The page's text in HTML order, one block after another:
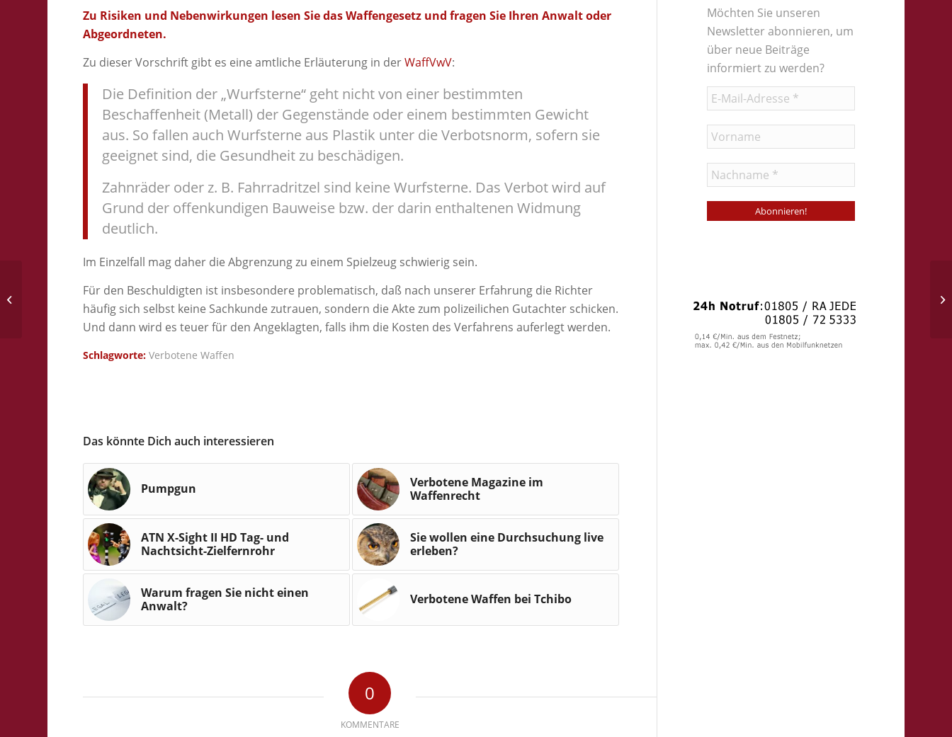
Zu Risiken und Nebenwirkungen lesen Sie das Waffengesetz und fragen Sie Ihren Anwaltoder
Abgeordneten.
Zu dieser Vorschrift gibt es eine amtliche Erläuterung in derWaffVwV:
Die Definition der „Wurfsterne“ geht nicht von einer bestimmten
Beschaffenheit (Metall) der Gegenstände oder einem bestimmten Gewicht
aus. So fallen auch Wurfsterne aus Plastik unter die Verbotsnorm, sofern sie
geeignet sind, die Gesundheit zu beschädigen.
Zahnräder oder z. B. Fahrradritzel sind keine Wurfsterne. Das Verbot wird auf
Grund der offenkundigen Bauweise bzw. der darin enthaltenen Widmung
deutlich.
Im Einzelfall mag daher die Abgrenzung zu einem Spielzeug schwierig sein.
Für den Beschuldigten ist insbesondere problematisch, daß nach unserer Erfahrung die Richter
häufig sich selbst keine Sachkunde zutrauen, sondern die Akte zum polizeilichen Gutachter schicken.
Und dann wird es teuer für den Angeklagten, falls ihm die Kosten des Verfahrens auferlegt werden.
Schlagworte: Verbotene Waffen
Das könnte Dich auch interessieren
Pumpgun
Verbotene Magazine im
Waffenrecht
ATN X-Sight II HD Tag- und
Nachtsicht-Zielfernrohr
Sie wollen eine Durchsuchung live
erleben?
Warum fragen Sie nicht einen
Anwalt?
Verbotene Waffen bei Tchibo
0
KOMMENTARE
Möchten Sie unseren
Newsletter abonnieren, um
über neue Beiträge
informiert zu werden?
Änderung des Waffengesetzes noch